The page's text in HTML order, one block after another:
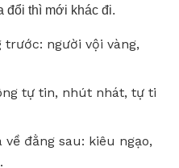
đổi thì mới khác đi.
người vội vàng,
tự tin, nhút nhát, tự ti
đằng sau: kiêu ngạo,